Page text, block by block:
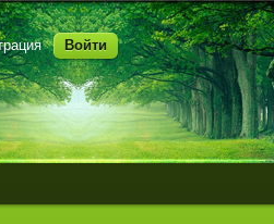
Войти